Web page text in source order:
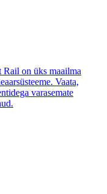
Rail on üks maailma
Vaata,
varasemate